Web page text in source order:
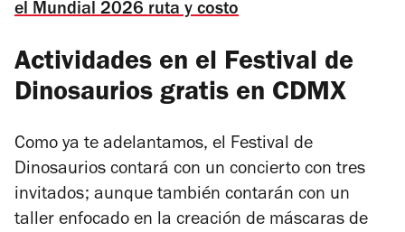
el Mundial 2026 ruta y costo
Actividades en el Festival de
Dinosaurios gratis en CDMX
Como ya te adelantamos, el Festival de
Dinosaurios contará con un concierto con tres
invitados; aunque también contarán con un
taller enfocado en la creación de máscaras de